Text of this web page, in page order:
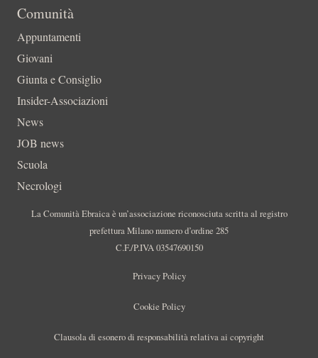
Comunità
Appuntamenti
Giovani
Giunta e Consiglio
Insider-Associazioni
News
JOB news
Scuola
Necrologi
La Comunità Ebraica è un’associazione riconosciuta scritta al registro
prefettura Milano numero d’ordine 285
C.F./P.IVA 03547690150
Privacy Policy
Cookie Policy
Clausola di esonero di responsabilità relativa ai copyright